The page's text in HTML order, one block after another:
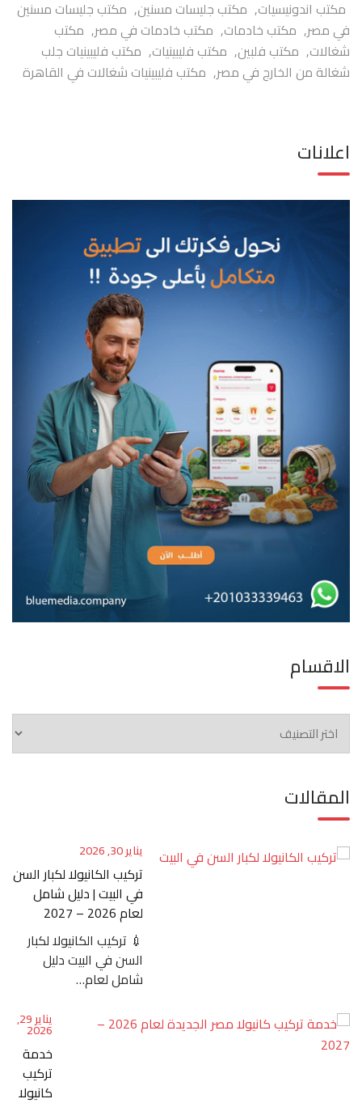
مكتب اندونيسيات, مكتب جليسات مسنين, مكتب جليسات مسنين
في مصر, مكتب خادمات, مكتب خادمات في مصر, مكتب
شغالات, مكتب فلبين, مكتب فليبينيات, مكتب فليبينيات جلب
شغالة من الخارج في مصر, مكتب فليبينيات شغالات في القاهرة
اعلانات
الاقسام
الاقسام
المقالات
يناير 30, 2026
تركيب الكانيولا لكبار السن
في البيت | دليل شامل
لعام 2026 – 2027
💉 تركيب الكانيولا لكبار
السن في البيت دليل
شامل لعام…
يناير 29,
2026
خدمة
تركيب
كانيولا